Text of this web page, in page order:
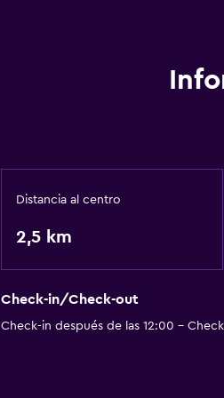
Espacio de almacenamiento
Parque infantil
Distancia al centro
2,5 km
Check-in/Check-out
Check-in después de las 12:00 -